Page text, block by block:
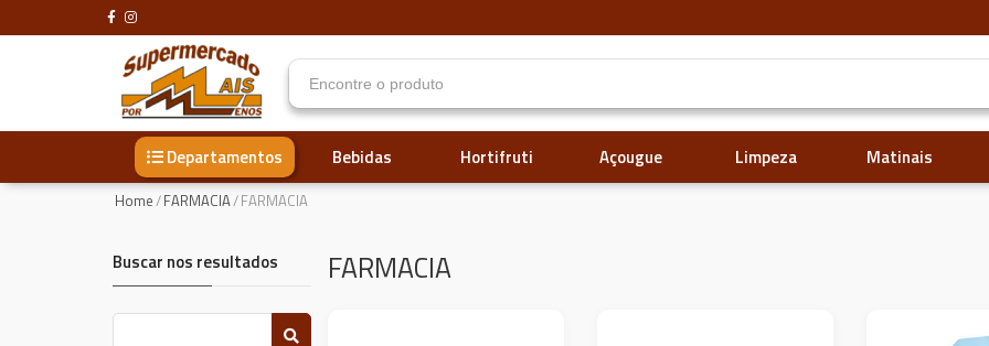
Departamentos Matinais
Limpeza
Açougue
Hortifruti
Bebidas
Home/FARMACIA/FARMACIA
FARMACIA
Buscar nos resultados